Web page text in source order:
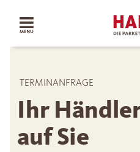
TERMINANFRAGE
Ihr
auf Sie